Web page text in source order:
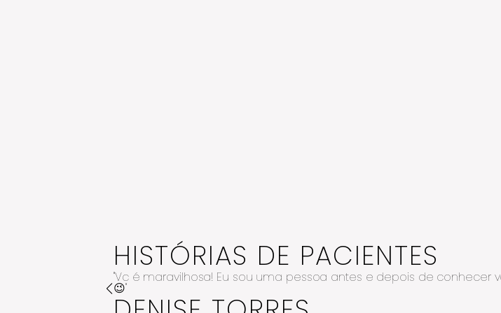
HISTÓRIAS DE PACIENTES
"Vc é maravilhosa! Eu sou uma pessoa antes e depois de conhecer
😉"